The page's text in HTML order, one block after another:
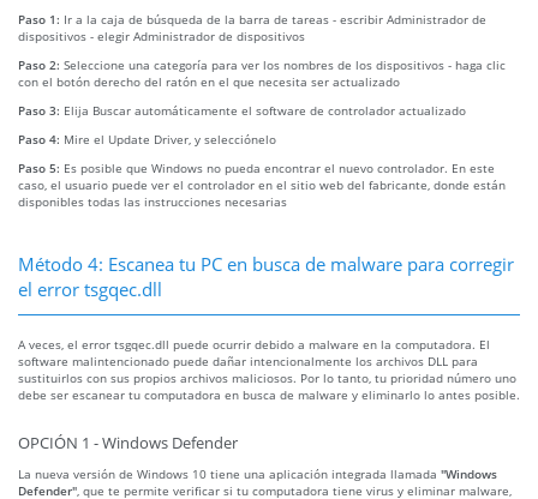
Paso 1: Ir a la caja de búsqueda de la barra de tareas - escribir Administrador de
dispositivos - elegir Administrador de dispositivos
Paso 2: Seleccione una categoría para ver los nombres de los dispositivos - haga clic
con el botón derecho del ratón en el que necesita ser actualizado
Paso 3: Elija Buscar automáticamente el software de controlador actualizado
Paso 4: Mire el Update Driver, y selecciónelo
Paso 5: Es posible que Windows no pueda encontrar el nuevo controlador. En este
caso, el usuario puede ver el controlador en el sitio web del fabricante, donde están
disponibles todas las instrucciones necesarias
Método 4: Escanea tu PC en busca de malware para corregir
el error tsgqec.dll
A veces, el error tsgqec.dll puede ocurrir debido a malware en la computadora. El
software malintencionado puede dañar intencionalmente los archivos DLL para
sustituirlos con sus propios archivos maliciosos. Por lo tanto, tu prioridad número uno
debe ser escanear tu computadora en busca de malware y eliminarlo lo antes posible.
OPCIÓN 1 - Windows Defender
La nueva versión de Windows 10 tiene una aplicación integrada llamada "Windows
Defender" , que te permite verificar si tu computadora tiene virus y eliminar malware,